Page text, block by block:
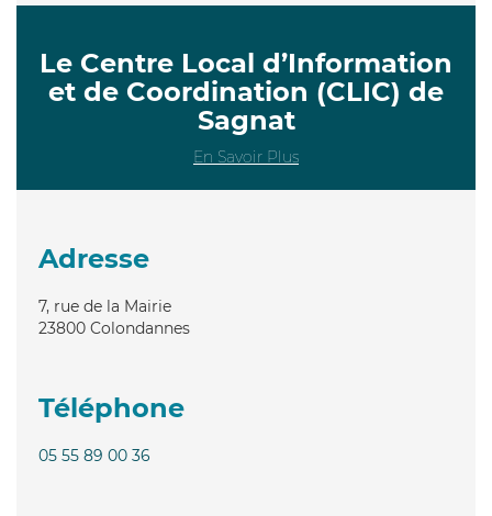
Le Centre Local d’Information
et de Coordination (CLIC) de
Sagnat
En Savoir Plus
Adresse
7, rue de la Mairie
23800 Colondannes
Téléphone
05 55 89 00 36